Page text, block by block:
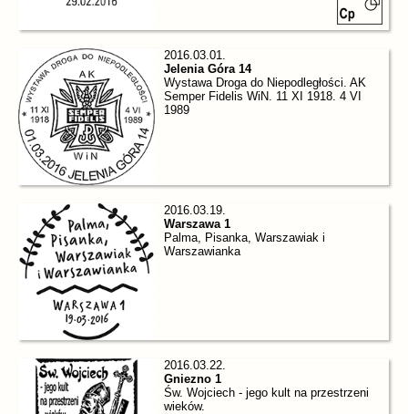
2016.03.01.
Jelenia Góra 14
Wystawa Droga do Niepodległości. AK
Semper Fidelis WiN. 11 XI 1918. 4 VI
1989
2016.03.19.
Warszawa 1
Palma, Pisanka, Warszawiak i
Warszawianka
2016.03.22.
Gniezno 1
Św. Wojciech - jego kult na przestrzeni
wieków.